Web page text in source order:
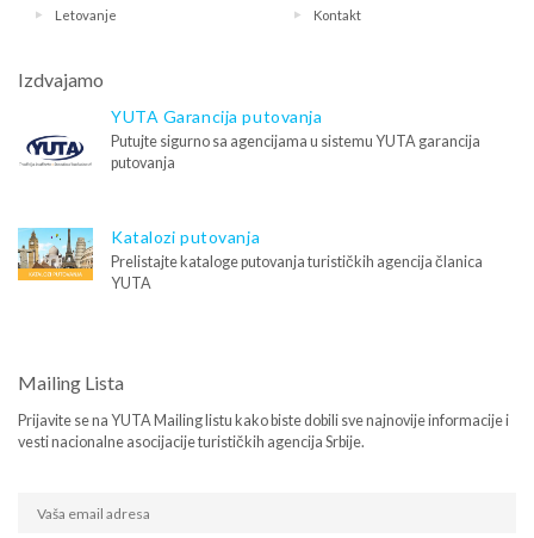
Letovanje Kontakt
Izdvajamo
YUTA Garancija putovanja
Putujte sigurno sa agencijama u sistemu YUTA garancija
putovanja
Katalozi putovanja
Prelistajte kataloge putovanja turističkih agencija članica
YUTA
Mailing Lista
Prijavite se na YUTA Mailing listu kako biste dobili sve najnovije informacije i
vesti nacionalne asocijacije turističkih agencija Srbije.